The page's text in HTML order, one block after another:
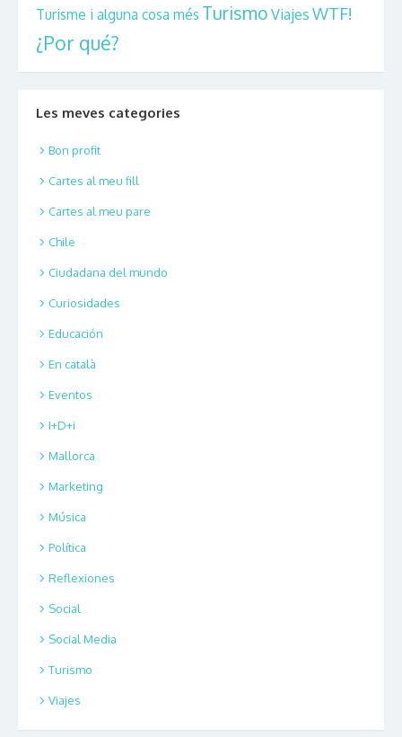
Turisme i alguna cosa més TurismoViajesWTF!
¿Por qué?
Les meves categories
Bon profit
Cartes al meu fill
Cartes al meu pare
Chile
Ciudadana del mundo
Curiosidades
Educación
En català
Eventos
I+D+i
Mallorca
Marketing
Música
Política
Reflexiones
Social
Social Media
Turismo
Viajes